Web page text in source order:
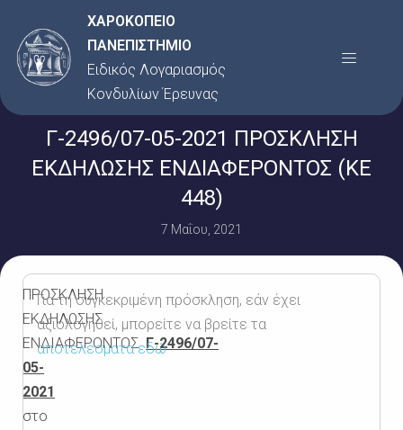
στο
περιεχόμενο
ΧΑΡΟΚΟΠΕΙΟ
ΠΑΝΕΠΙΣΤΗΜΙΟ
Ειδικός Λογαριασμός
Κονδυλίων Έρευνας
Menu
Γ-2496/07-05-2021 ΠΡΟΣΚΛΗΣΗ
ΕΚΔΗΛΩΣΗΣ ΕΝΔΙΑΦΕΡΟΝΤΟΣ (KE
448)
7 Μαΐου, 2021
ΠΡΟΣΚΛΗΣΗ
ΕΚΔΗΛΩΣΗΣ
ΕΝΔΙΑΦΕΡΟΝΤΟΣΓ-2496/07-
05-
2021
στο
Για τη συγκεκριμένη πρόσκληση, εάν έχει
αξιολογηθεί, μπορείτε να βρείτε τα
αποτελέσματα εδώ